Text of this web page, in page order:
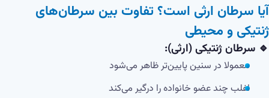
آیا سرطان ارثی است؟ تفاوت بین سرطان‌های
ژنتیکی و محیطی
🔹 سرطان ژنتیکی (ارثی):
معمولا در سنین پایین‌تر ظاهر می‌شود
اغلب چند عضو خانواده را درگیر می‌کند